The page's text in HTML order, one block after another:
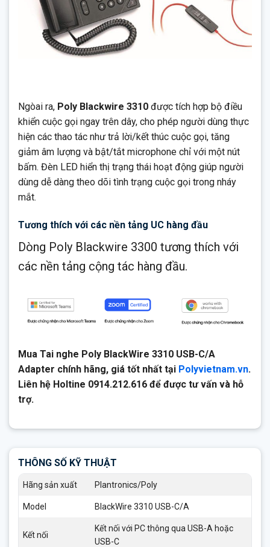
Ngòai ra, Poly Blackwire 3310 được tích hợp bộ điều
khiển cuộc gọi ngay trên dây, cho phép người dùng thực
hiện các thao tác như trả lời/kết thúc cuộc gọi, tăng
giảm âm lượng và bật/tắt microphone chỉ với một nút
bấm. Đèn LED hiển thị trạng thái hoạt động giúp người
dùng dễ dàng theo dõi tình trạng cuộc gọi trong nháy
mắt.
Tương thích với các nền tảng UC hàng đầu
Dòng Poly Blackwire 3300 tương thích với
các nền tảng cộng tác hàng đầu.
Mua Tai nghe Poly BlackWire 3310 USB-C/A
Adapter chính hãng, giá tốt nhất tại Polyvietnam.vn.
Liên hệ Holtine 0914.212.616 để được tư vấn và hỗ
trợ.
THÔNG SỐ KỸ THUẬT
Hãng sản xuất Plantronics/Poly
Model BlackWire 3310 USB-C/A
Kết nối
Kết nối với PC thông qua USB-A hoặc
USB-C